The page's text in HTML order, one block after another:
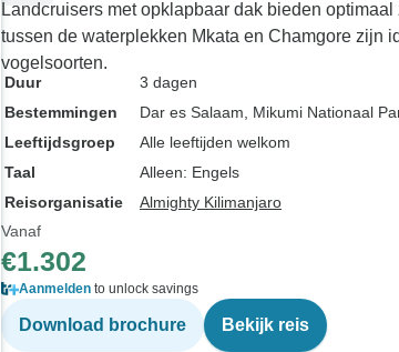
Landcruisers met opklapbaar dak bieden
tussen de waterplekken Mkata en Chamgore zijn
vogelsoorten.
Duur
3 dagen
Bestemmingen
Dar es Salaam , Mikumi Nationaal
Leeftijdsgroep
Alle leeftijden welkom
Taal
Alleen: Engels
Reisorganisatie
Almighty Kilimanjaro
Vanaf
€1.302
Aanmelden to unlock savings
Download brochure Bekijk reis